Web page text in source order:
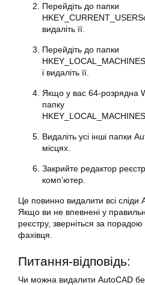
Перейдіть до папки
видаліть її.
Перейдіть до папки
і видаліть її.
Якщо у вас 64-розрядна
папку
Видаліть усі інші папки
місцях.
Закрийте редактор
комп’ютер.
Це повинно видалити всі сліди
Якщо ви не впевнені у
реєстру, зверніться за порадою
фахівця.
Питання-відповідь:
Чи можна видалити AutoCAD